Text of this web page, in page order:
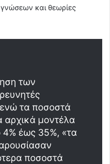
και θεωρίες
των
ενώ τα ποσοστά
αρχικά μοντέλα
έως 35%, «τα
ποσοστά